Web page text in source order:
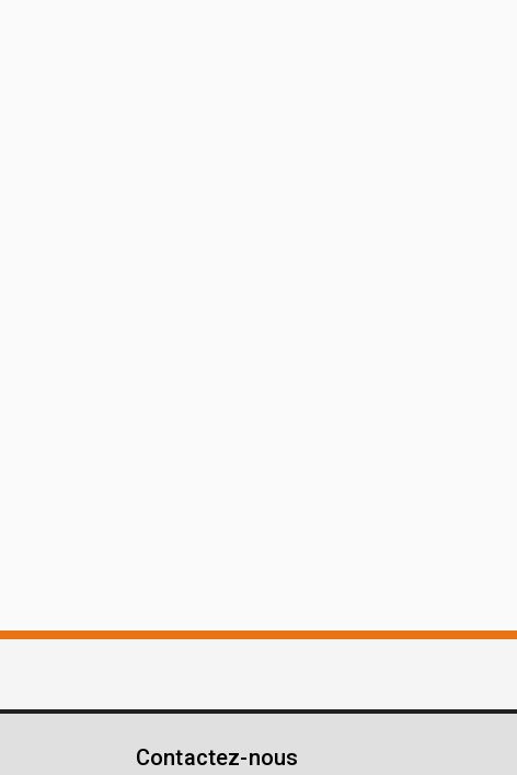
Contactez-nous